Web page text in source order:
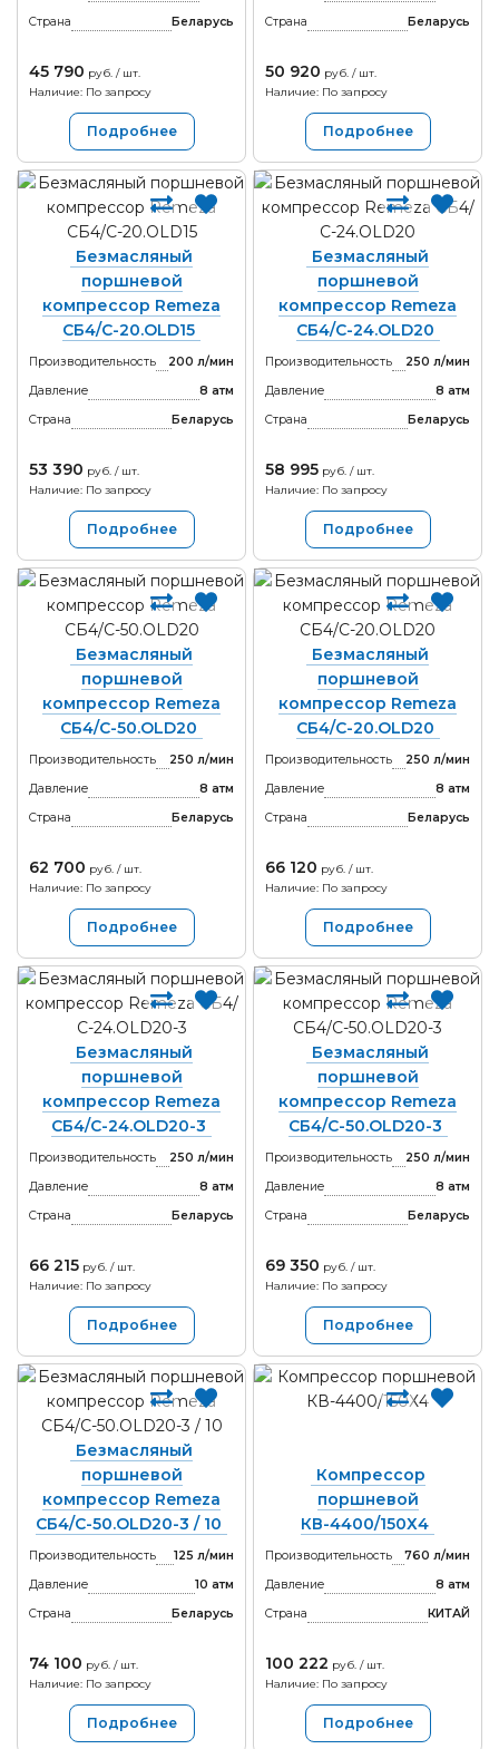
Страна Беларусь
45 790 руб. / шт.
Наличие: По запросу
Подробнее
Страна Беларусь
50 920 руб. / шт.
Наличие: По запросу
Подробнее
Безмасляный
поршневой
компрессор Remeza
СБ4/C-20.OLD15
Производительность
200 л/мин
Давление
8 атм
Страна
Беларусь
53 390 руб. / шт.
Наличие: По запросу
Подробнее
Безмасляный
поршневой
компрессор Remeza
СБ4/С-24.OLD20
Производительность
250 л/мин
Давление
8 атм
Страна
Беларусь
58 995 руб. / шт.
Наличие: По запросу
Подробнее
Безмасляный
поршневой
компрессор Remeza
СБ4/C-50.OLD20
Производительность
250 л/мин
Давление
8 атм
Страна
Беларусь
62 700 руб. / шт.
Наличие: По запросу
Подробнее
Безмасляный
поршневой
компрессор Remeza
СБ4/C-20.OLD20
Производительность
250 л/мин
Давление
8 атм
Страна
Беларусь
66 120 руб. / шт.
Наличие: По запросу
Подробнее
Безмасляный
поршневой
компрессор Remeza
СБ4/С-24.OLD20-3
Производительность
250 л/мин
Давление
8 атм
Страна
Беларусь
66 215 руб. / шт.
Наличие: По запросу
Подробнее
Безмасляный
поршневой
компрессор Remeza
СБ4/C-50.OLD20-3
Производительность
250 л/мин
Давление
8 атм
Страна
Беларусь
69 350 руб. / шт.
Наличие: По запросу
Подробнее
Безмасляный
поршневой
компрессор Remeza
СБ4/C-50.OLD20-3 / 10
Производительность
125 л/мин
Давление
10 атм
Страна
Беларусь
74 100 руб. / шт.
Наличие: По запросу
Подробнее
Компрессор
поршневой
КВ-4400/150Х4
Производительность
760 л/мин
Давление
8 атм
Страна
КИТАЙ
100 222 руб. / шт.
Наличие: По запросу
Подробнее